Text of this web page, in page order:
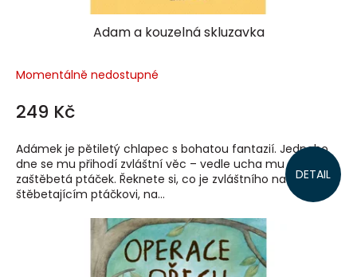
Adam a kouzelná skluzavka
Momentálně nedostupné
249 Kč
DETAIL
Adámek je pětiletý chlapec s bohatou fantazií. Jednoho
dne se mu přihodí zvláštní věc – vedle ucha mu
zaštěbetá ptáček. Řeknete si, co je zvláštního na
štěbetajícím ptáčkovi, na...